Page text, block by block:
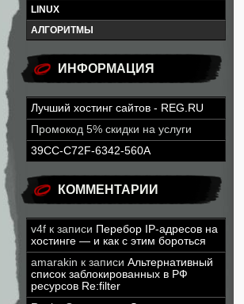
LINUX
АЛГОРИТМЫ
ИНФОРМАЦИЯ
Лучший хостинг сайтов - REG.RU
Промокод 5% скидки на услуги
39CC-C72F-6342-560A
КОММЕНТАРИИ
v4f к записи Перебор IP-адресов на
хостинге — и как с этим бороться
amarakin к записи Альтернативный
список заблокированных в РФ
ресурсов Re:filter